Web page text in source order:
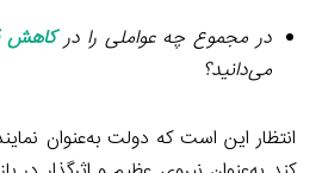
در مجموع چه عواملی را درکاهش
می‌دانید؟
انتظار این است که دولت به‌عنوان